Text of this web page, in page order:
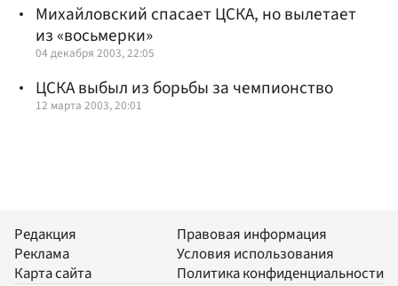
Михайловский спасает ЦСКА, но вылетает
из «восьмерки»
04 декабря 2003, 22:05
ЦСКА выбыл из борьбы за чемпионство
12 марта 2003, 20:01
Редакция
Реклама
Карта сайта
Правовая информация
Условия использования
Политика конфиденциальности